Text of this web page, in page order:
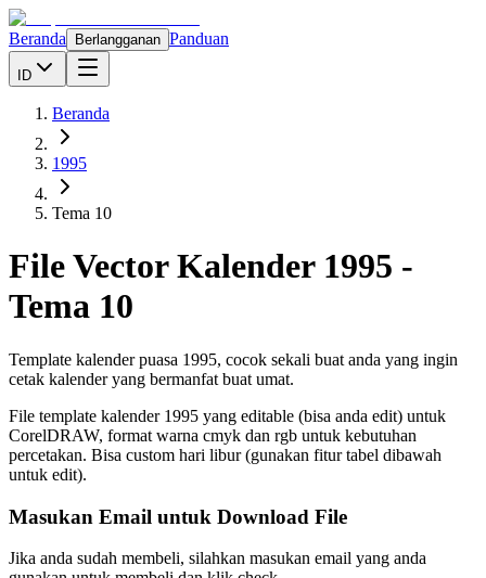
Beranda Berlangganan Panduan
ID
Beranda
1995
Tema 10
File Vector Kalender 1995 -
Tema 10
Template kalender puasa 1995, cocok sekali buat anda yang ingin
cetak kalender yang bermanfat buat umat.
File template kalender 1995 yang editable (bisa anda edit) untuk
CorelDRAW, format warna cmyk dan rgb untuk kebutuhan
percetakan. Bisa custom hari libur (gunakan fitur tabel dibawah
untuk edit).
Masukan Email untuk Download File
Jika anda sudah membeli, silahkan masukan email yang anda